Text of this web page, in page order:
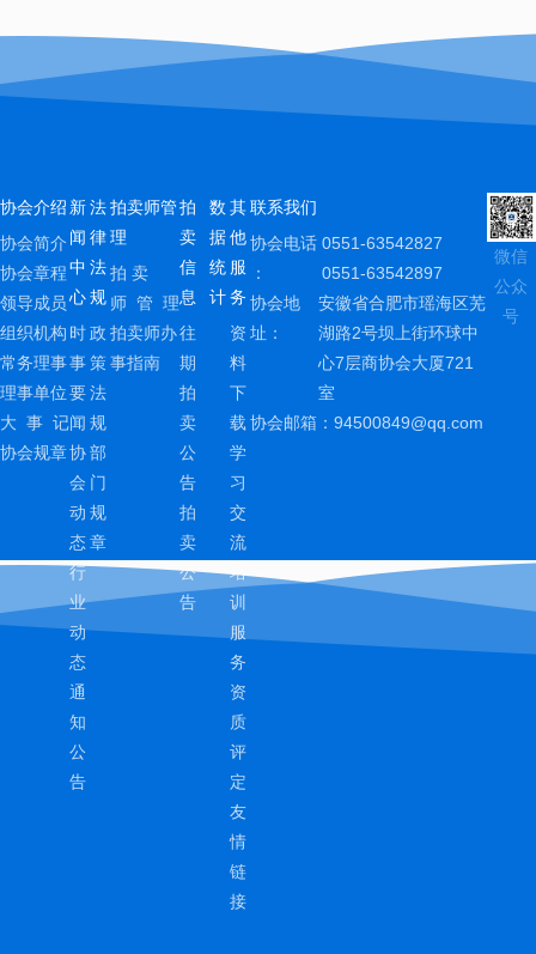
协会介绍
协会简介
协会章程
领导成员
组织机构
常务理事
理事单位
大 事 记
协会规章
新
闻
中
心
时
事
要
闻
协
会
动
态
行
业
动
态
通
知
公
告
法
律
法
规
政
策
法
规
部
门
规
章
拍卖师管
理
拍 卖
师 管 理
拍卖师办
事指南
拍
卖
信
息
往
期
拍
卖
公
告
拍
卖
公
告
数
据
统
计
其
他
服
务
资
料
下
载
学
习
交
流
培
训
服
务
资
质
评
定
友
情
链
接
联系我们
协会电话
：
0551-63542827
0551-63542897
协会地
址：
安徽省合肥市瑶海区芜
湖路2号坝上街环球中
心7层商协会大厦721
室
协会邮箱： 94500849@qq.com
微信
公众
号